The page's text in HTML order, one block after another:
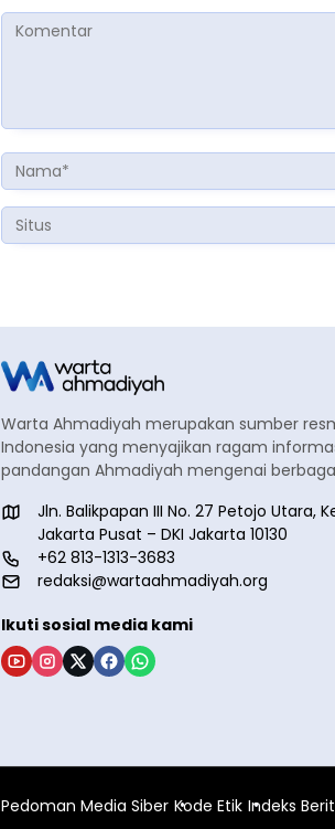
Warta Ahmadiyah merupakan sumber
Indonesia yang menyajikan ragam
pandangan Ahmadiyah mengenai
Jln. Balikpapan III No. 27 Petojo Utara,
Jakarta Pusat – DKI Jakarta 10130
+62 813-1313-3683
redaksi@wartaahmadiyah.org
Ikuti sosial media kami
Pedoman Media Siber Kode Etik Indeks